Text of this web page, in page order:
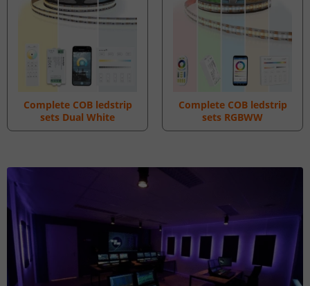
Complete COB ledstrip
sets Dual White
Complete COB ledstrip
sets RGBWW